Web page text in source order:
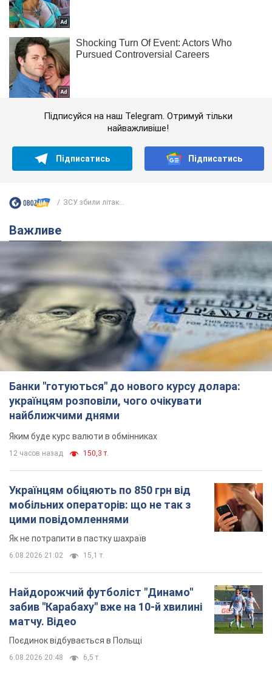
Підписуйся на наш Telegram. Отримуй тільки
найважливіше!
Підписатись Підписатись
ЗСУ збили літак...
Важливе
Банки "готуються" до нового курсу долара:
українцям розповіли, чого очікувати
найближчими днями
Яким буде курс валюти в обмінниках
12 часов назад 150,3 т.
Українцям обіцяють по 850 грн від
мобільних операторів: що не так з
цими повідомленнями
Як не потрапити в пастку шахраїв
6.08.2026 21:02 15,1 т.
Найдорожчий футболіст "Динамо"
забив "Карабаху" вже на 10-й хвилині
матчу. Відео
Поєдинок відбувається в Польщі
6.08.2026 20:48 6,5 т.